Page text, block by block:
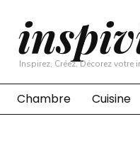
Inspirez, Créez, Décorez votre
Chambre Cuisine